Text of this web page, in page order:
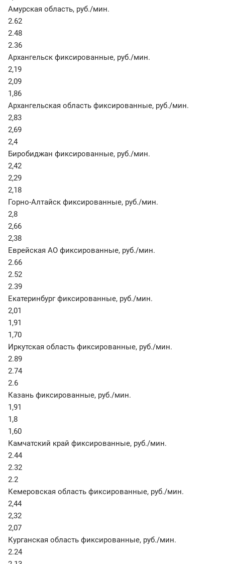
Амурская область, руб./мин.
2.62
2.48
2.36
Архангельск фиксированные, руб./мин.
2,19
2,09
1,86
Архангельская область фиксированные, руб./мин.
2,83
2,69
2,4
Биробиджан фиксированные, руб./мин.
2,42
2,29
2,18
Горно-Алтайск фиксированные, руб./мин.
2,8
2,66
2,38
Еврейская АО фиксированные, руб./мин.
2.66
2.52
2.39
Екатеринбург фиксированные, руб./мин.
2,01
1,91
1,70
Иркутская область фиксированные, руб./мин.
2.89
2.74
2.6
Казань фиксированные, руб./мин.
1,91
1,8
1,60
Камчатский край фиксированные, руб./мин.
2.44
2.32
2.2
Кемеровская область фиксированные, руб./мин.
2,44
2,32
2,07
Курганская область фиксированные, руб./мин.
2.24